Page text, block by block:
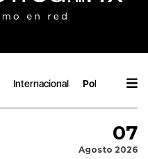
Internacional Política
07
Agosto 2026